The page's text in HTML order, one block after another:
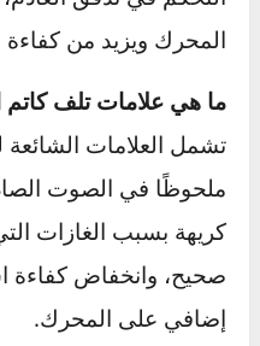
للسائق والركاب. كما
في إطالة عمر السيارة
بشكل عام، يؤدي كاتم
السلامة والراحة ويعكس
وصحة البيئة المحيطة،
في أي سيارة.